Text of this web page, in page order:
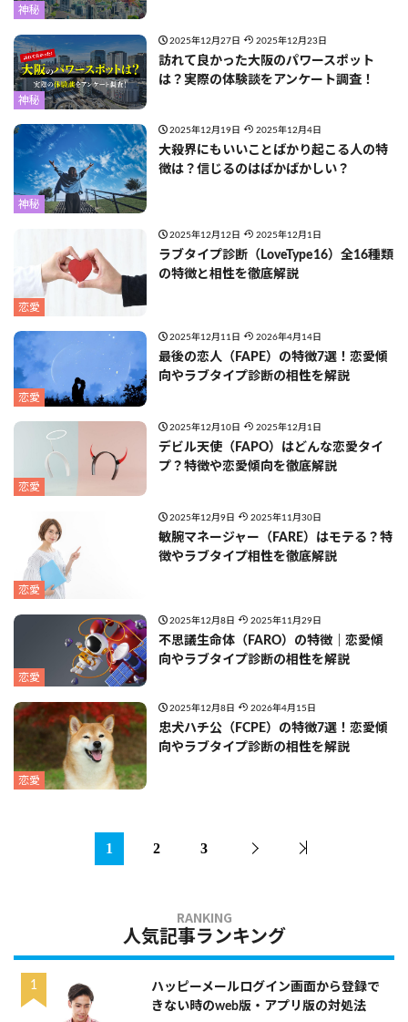
神秘
神秘
2025年12月27日 2025年12月23日
訪れて良かった大阪のパワースポット
は？実際の体験談をアンケート調査！
神秘
2025年12月19日 2025年12月4日
大殺界にもいいことばかり起こる人の特
徴は？信じるのはばかばかしい？
恋愛
2025年12月12日 2025年12月1日
ラブタイプ診断（LoveType16）全16種類
の特徴と相性を徹底解説
恋愛
2025年12月11日 2026年4月14日
最後の恋人（FAPE）の特徴7選！恋愛傾
向やラブタイプ診断の相性を解説
恋愛
2025年12月10日 2025年12月1日
デビル天使（FAPO）はどんな恋愛タイ
プ？特徴や恋愛傾向を徹底解説
恋愛
2025年12月9日 2025年11月30日
敏腕マネージャー（FARE）はモテる？特
徴やラブタイプ相性を徹底解説
恋愛
2025年12月8日 2025年11月29日
不思議生命体（FARO）の特徴｜恋愛傾
向やラブタイプ診断の相性を解説
恋愛
2025年12月8日 2026年4月15日
忠犬ハチ公（FCPE）の特徴7選！恋愛傾
向やラブタイプ診断の相性を解説
1 2 3
人気記事ランキング
ハッピーメールログイン画面から登録で
きない時のweb版・アプリ版の対処法